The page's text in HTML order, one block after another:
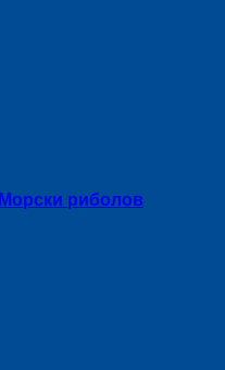
Морски риболов